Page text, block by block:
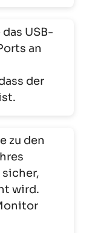
USB-
an
der
zu den
wird.